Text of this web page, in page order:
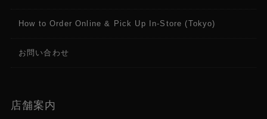
How to Order Online & Pick Up In-Store (Tokyo)
お問い合わせ
店舗案内